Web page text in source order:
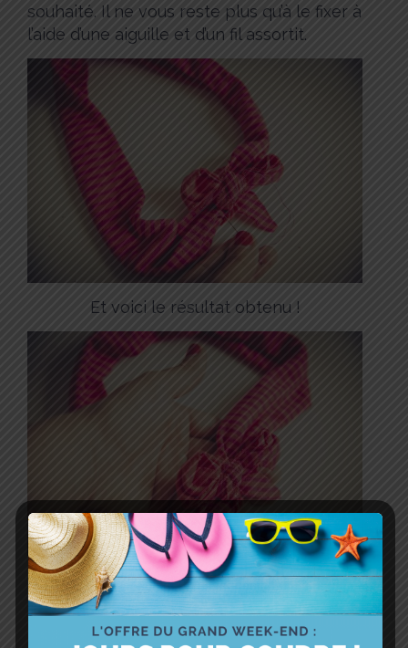
souhaité. Il ne vous reste plus qu’à le fixer à
l’aide d’une aiguille et d’un fil assortit.
Et voici le résultat obtenu !
Vous avez désormais un joli bandeau
vintage, agréable à porter et facile à
placer puisque le jersey est extensible 🙂